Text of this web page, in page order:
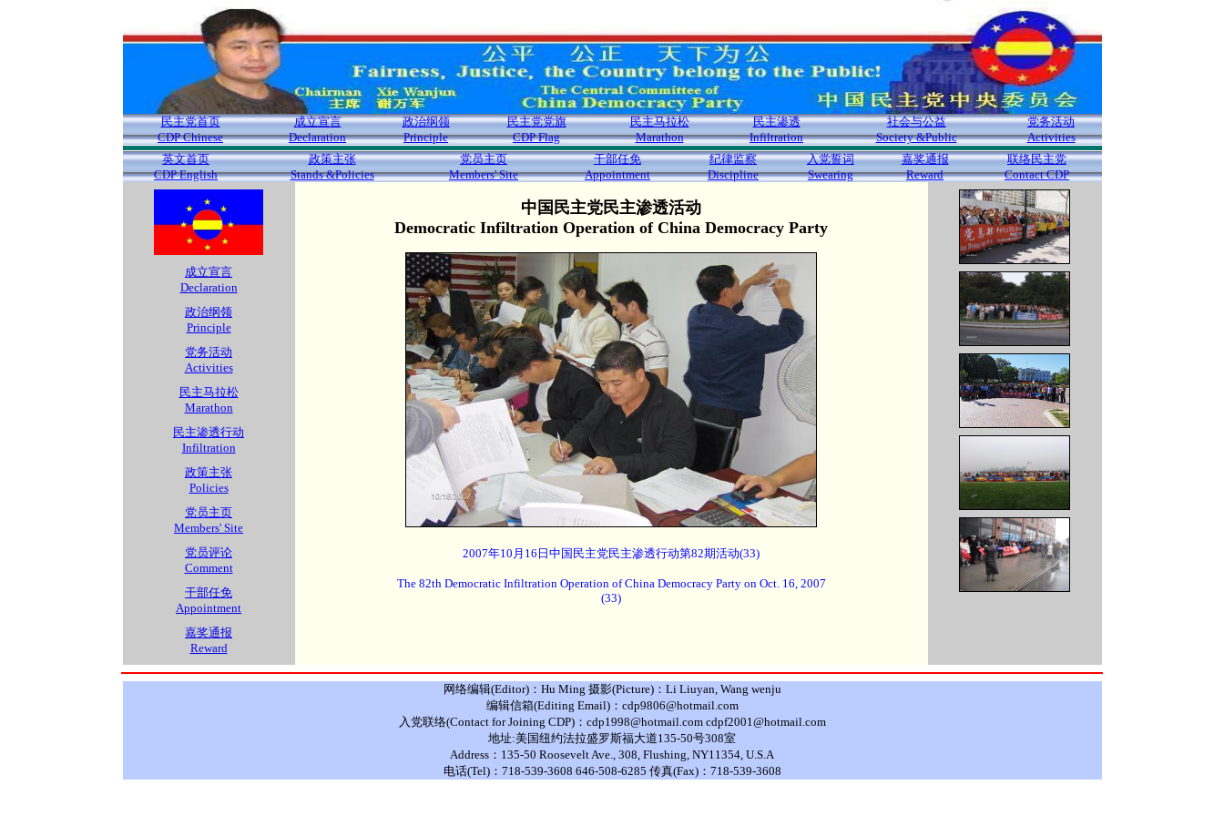
民主党首页
CDP Chinese
成立宣言
Declaration
政治纲领
Principle
民主党党旗
CDP Flag
民主马拉松
Marathon
民主渗透
Infiltration
社会与公益
Society &Public
党务活动
Activities
英文首页
CDP English
政策主张
Stands &Policies
党员主页
Members' Site
干部任免
Appointment
纪律监察
Discipline
入党誓词
Swearing
嘉奖通报
Reward
联络民主党
Contact CDP
成立宣言
Declaration
政治纲领
Principle
党务活动
Activities
民主马拉松
Marathon
民主渗透行动
Infiltration
政策主张
Policies
党员主页
Members' Site
党员评论
Comment
干部任免
Appointment
嘉奖通报
Reward
中国民主党民主渗透活动
Democratic Infiltration Operation of China Democracy Party
2007年10月16日中国民主党民主渗透行动第82期活动(33)
The 82th Democratic Infiltration Operation of China Democracy Party on Oct. 16, 2007
(33)
网络编辑(Editor)：Hu Ming 摄影(Picture)：Li Liuyan, Wang wenju
编辑信箱(Editing Email)：cdp9806@hotmail.com
入党联络(Contact for Joining CDP)：cdp1998@hotmail.com cdpf2001@hotmail.com
地址:美国纽约法拉盛罗斯福大道135-50号308室
Address：135-50 Roosevelt Ave., 308, Flushing, NY11354, U.S.A
电话(Tel)：718-539-3608 646-508-6285 传真(Fax)：718-539-3608